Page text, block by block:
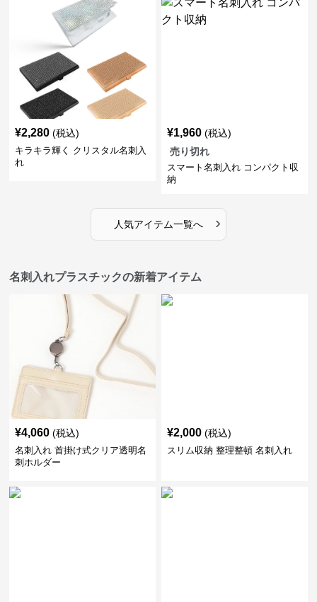
¥2,280 (税込)
キラキラ輝く クリスタル名刺入
れ
¥1,960 (税込)
売り切れ
スマート名刺入れ コンパクト収
納
人気アイテム一覧へ ›
名刺入れプラスチックの新着アイテム
¥4,060 (税込)
名刺入れ 首掛け式クリア透明名
刺ホルダー
¥2,000 (税込)
スリム収納 整理整頓 名刺入れ